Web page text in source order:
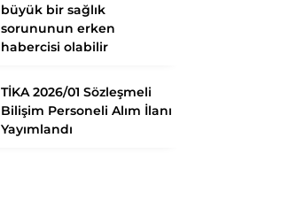
büyük bir sağlık
sorununun erken
habercisi olabilir
TİKA 2026/01 Sözleşmeli
Bilişim Personeli Alım İlanı
Yayımlandı